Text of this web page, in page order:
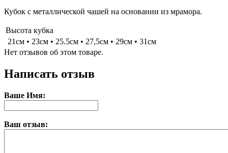
Кубок с металлической чашей на основании из мрамора.
Высота кубка
21см • 23см • 25.5см • 27,5см • 29см • 31см
Нет отзывов об этом товаре.
Написать отзыв
Ваше Имя:
Ваш отзыв: